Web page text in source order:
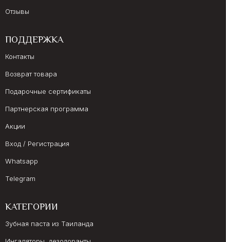
Отзывы
ПОДДЕРЖКА
Контакты
Возврат товара
Подарочные сертификаты
Партнерская программа
Акции
Вход / Регистрация
Whatsapp
Telegram
КАТЕГОРИИ
Зубная паста из Таиланда